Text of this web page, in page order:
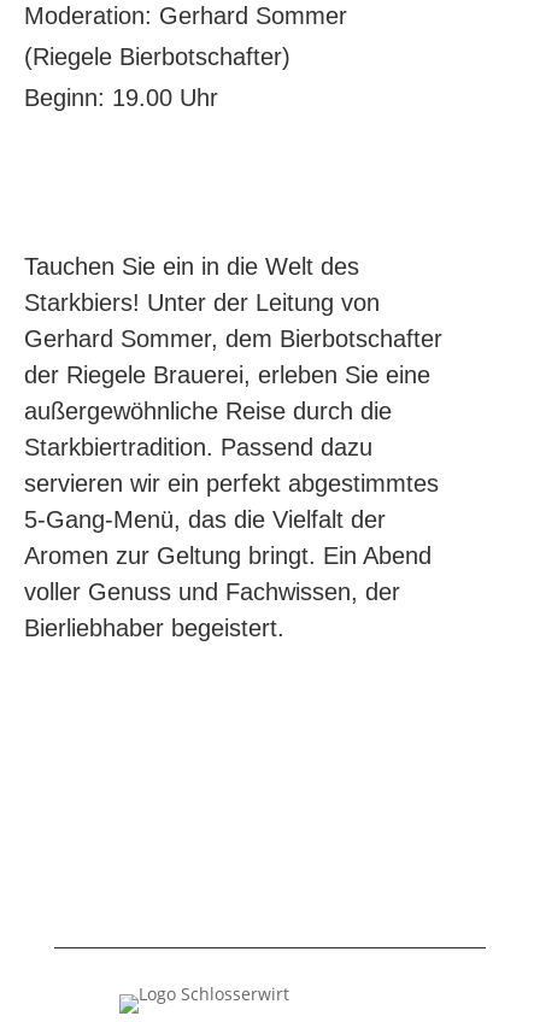
Moderation: Gerhard Sommer
(Riegele Bierbotschafter)
Beginn: 19.00 Uhr
Tauchen Sie ein in die Welt des
Starkbiers! Unter der Leitung von
Gerhard Sommer, dem Bierbotschafter
der Riegele Brauerei, erleben Sie eine
außergewöhnliche Reise durch die
Starkbiertradition. Passend dazu
servieren wir ein perfekt abgestimmtes
5-Gang-Menü, das die Vielfalt der
Aromen zur Geltung bringt. Ein Abend
voller Genuss und Fachwissen, der
Bierliebhaber begeistert.